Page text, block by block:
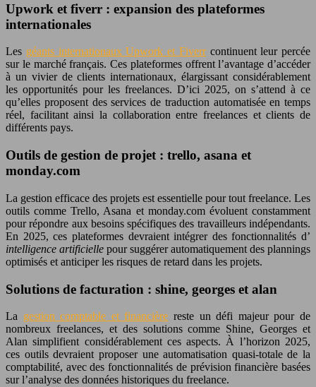
Upwork et fiverr : expansion des plateformes
internationales
Les géants internationaux Upwork et Fiverrcontinuent leur percée
sur le marché français. Ces plateformes offrent l’avantage d’accéder
à un vivier de clients internationaux, élargissant considérablement
les opportunités pour les freelances. D’ici 2025, on s’attend à ce
qu’elles proposent des services de traduction automatisée en temps
réel, facilitant ainsi la collaboration entre freelances et clients de
différents pays.
Outils de gestion de projet : trello, asana et
monday.com
La gestion efficace des projets est essentielle pour tout freelance. Les
outils comme Trello, Asana et monday.com évoluent constamment
pour répondre aux besoins spécifiques des travailleurs indépendants.
En 2025, ces plateformes devraient intégrer des fonctionnalités d’
intelligence artificielle pour suggérer automatiquement des plannings
optimisés et anticiper les risques de retard dans les projets.
Solutions de facturation : shine, georges et alan
La gestion comptable et financière reste un défi majeur pour de
nombreux freelances, et des solutions comme Shine, Georges et
Alan simplifient considérablement ces aspects. À l’horizon 2025,
ces outils devraient proposer une automatisation quasi-totale de la
comptabilité, avec des fonctionnalités de prévision financière basées
sur l’analyse des données historiques du freelance.